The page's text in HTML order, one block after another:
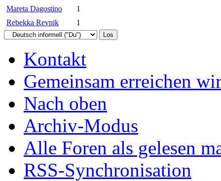
Mareta Dagostino
1
Rebekka Revnik
1
Kontakt
Gemeinsam erreichen
Nach oben
Archiv-Modus
Alle Foren als gelesen
RSS-Synchronisation